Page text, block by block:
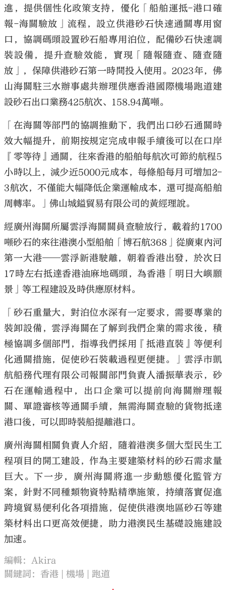
進，提供個性化政策支持，優化「船舶運抵-港口確
報-海關驗放」流程，設立供港砂石快速通關專用窗
口，協調碼頭設置砂石船專用泊位，配備砂石快速調
裝設備，提升查驗效能，實現「隨報隨查、隨查隨
放」，保障供港砂石第一時間投入使用。2023年，佛
山海關駐三水辦事處共辦理供應香港國際機場跑道建
設砂石出口業務425航次、158.94萬噸。
「在海關等部門的協調推動下，我們出口砂石通關時
效大幅提升，前期按規定完成申報手續後可以在口岸
『零等待』通關，往來香港的船舶每航次可節約航程5
小時以上，減少近5000元成本，每條船每月可增加2-
3航次，不僅能大幅降低企業運輸成本，還可提高船舶
周轉率。」佛山城鎰貿易有限公司的黃經理說。
經廣州海關所屬雲浮海關關員查驗放行，載着約1700
噸砂石的來往港澳小型船舶「博石航368」從廣東內河
第一大港——雲浮新港駛離，朝着香港出發，於次日
17時左右抵達香港油麻地碼頭，為香港「明日大嶼願
景」等工程建設及時供應原材料。
「砂石重量大，對泊位水深有一定要求，需要專業的
裝卸設備，雲浮海關在了解到我們企業的需求後，積
極協調多個部門，指導我們採用『抵港直裝』等便利
化通關措施，促使砂石裝載過程更便捷。」雲浮市凱
航船務代理有限公司報關部門負責人潘振華表示，砂
石在運輸過程中，出口企業可以提前向海關辦理報
關、單證審核等通關手續，無需海關查驗的貨物抵達
港口後，可以即時裝船提離港口。
廣州海關相關負責人介紹，隨着港澳多個大型民生工
程項目的開工建設，作為主要建築材料的砂石需求量
巨大。下一步，廣州海關將進一步動態優化監管方
案，針對不同種類物資特點精準施策，持續落實促進
跨境貿易便利化各項措施，促使供港澳地區砂石等建
築材料出口更高效便捷，助力港澳民生基礎設施建設
加速。
編輯：Akira
關鍵詞： 香港 機場 跑道